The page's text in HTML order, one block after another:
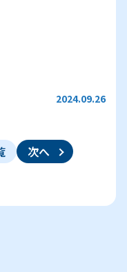
2024.09.26
次へ